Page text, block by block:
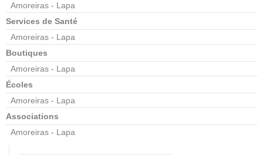
Amoreiras - Lapa
Services de Santé
Amoreiras - Lapa
Boutiques
Amoreiras - Lapa
Écoles
Amoreiras - Lapa
Associations
Amoreiras - Lapa